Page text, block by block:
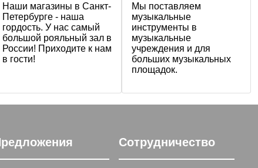
Наши магазины в Санкт-
Петербурге - наша
гордость. У нас самый
большой рояльный зал в
России! Приходите к нам
в гости!
Мы поставляем
музыкальные
инструменты в
музыкальные
учреждения и для
больших музыкальных
площадок.
Сотрудничество